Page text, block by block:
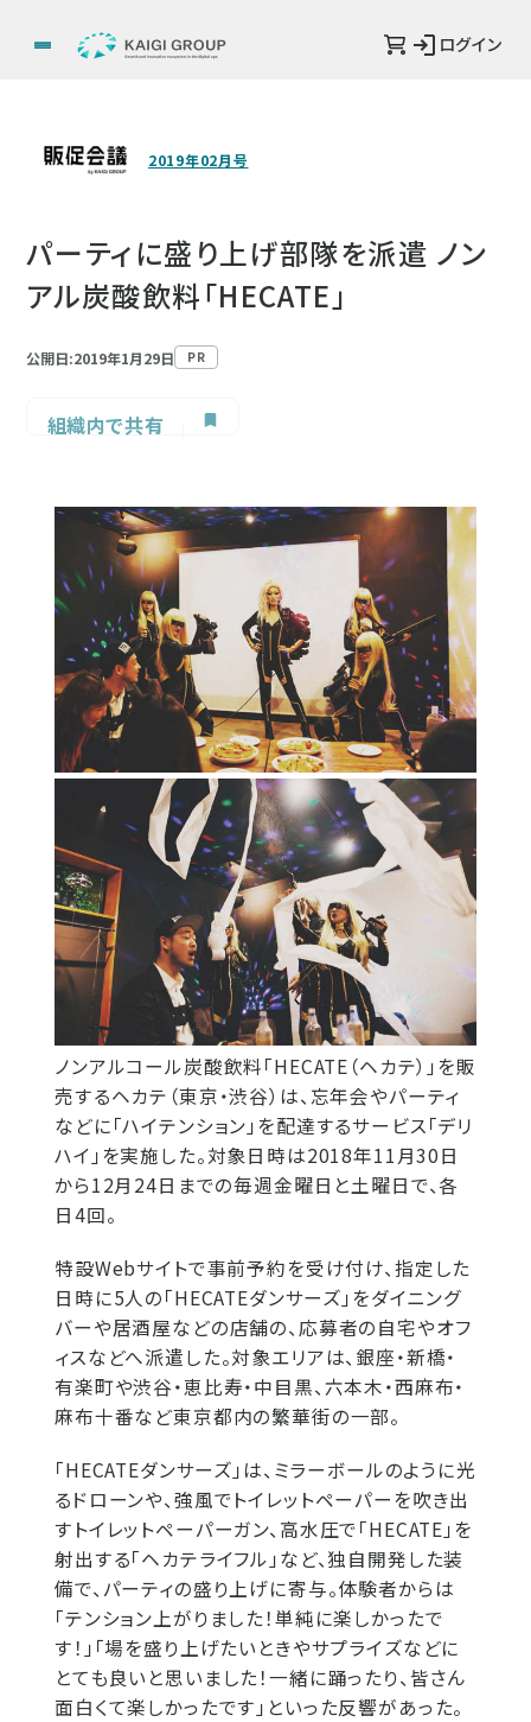
ログイン
2019年02月号
パーティに盛り上げ部隊を派遣 ノン
アル炭酸飲料「HECATE」
公開日:2019年1月29日 PR
組織内で共有
ノンアルコール炭酸飲料「HECATE（ヘカテ）」を販
売するヘカテ（東京・渋谷）は、忘年会やパーティ
などに「ハイテンション」を配達するサービス「デリ
ハイ」を実施した。対象日時は2018年11月30日
から12月24日までの毎週金曜日と土曜日で、各
日4回。
特設Webサイトで事前予約を受け付け、指定した
日時に5人の「HECATEダンサーズ」をダイニング
バーや居酒屋などの店舗の、応募者の自宅やオフ
ィスなどへ派遣した。対象エリアは、銀座・新橋・
有楽町や渋谷・恵比寿・中目黒、六本木・西麻布・
麻布十番など東京都内の繁華街の一部。
「HECATEダンサーズ」は、ミラーボールのように光
るドローンや、強風でトイレットペーパーを吹き出
すトイレットペーパーガン、高水圧で「HECATE」を
射出する「ヘカテライフル」など、独自開発した装
備で、パーティの盛り上げに寄与。体験者からは
「テンション上がりました！単純に楽しかったで
す！」「場を盛り上げたいときやサプライズなどに
とても良いと思いました！一緒に踊ったり、皆さん
面白くて楽しかったです」といった反響があった。